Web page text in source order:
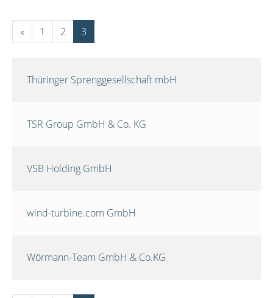
« 1 2 3
Thüringer Sprenggesellschaft mbH
TSR Group GmbH & Co. KG
VSB Holding GmbH
wind-turbine.com GmbH
Wörmann-Team GmbH & Co.KG